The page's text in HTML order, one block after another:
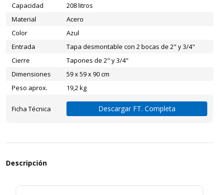
Capacidad
208 litros
Material
Acero
Color
Azul
Entrada
Tapa desmontable con 2 bocas de 2" y 3/4"
Cierre
Tapones de 2" y 3/4"
Dimensiones
59 x 59 x 90 cm
Peso aprox.
19,2 kg
Ficha Técnica Descargar FT. Completa
Descripción